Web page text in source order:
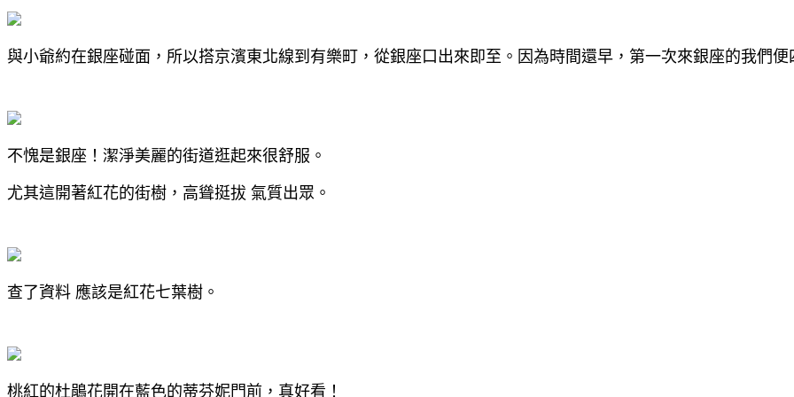
與小爺約在銀座碰面，所以搭京濱東北線到有樂町，從銀座口出來即至。因為時間還早，第一次來銀座的我們便
不愧是銀座！潔淨美麗的街道逛起來很舒服。
尤其這開著紅花的街樹，高聳挺拔 氣質出眾。
查了資料 應該是紅花七葉樹。
桃紅的杜鵑花開在藍色的蒂芬妮門前，真好看！